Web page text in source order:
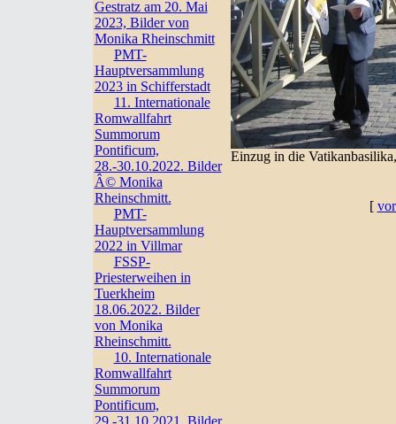
Gestratz am 20. Mai
2023, Bilder von
Monika Rheinschmitt
PMT-
Hauptversammlung
2023 in Schifferstadt
11. Internationale
Romwallfahrt
Summorum
Pontificum,
28.-30.10.2022. Bilder
Â© Monika
Rheinschmitt.
PMT-
Hauptversammlung
2022 in Villmar
FSSP-
Priesterweihen in
Tuerkheim
18.06.2022. Bilder
von Monika
Rheinschmitt.
10. Internationale
Romwallfahrt
Summorum
Pontificum,
29.-31.10.2021. Bilder
Einzug in die
[